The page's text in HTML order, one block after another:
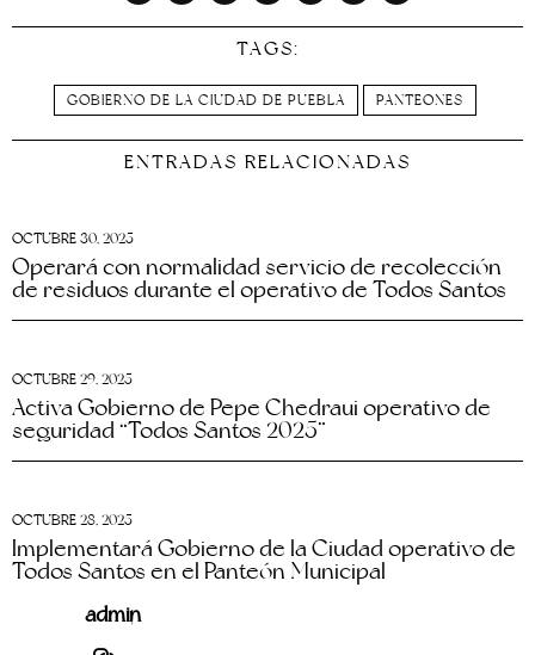
TAGS:
GOBIERNO DE LA CIUDAD DE PUEBLA PANTEONES
ENTRADAS RELACIONADAS
OCTUBRE 30, 2025
Operará con normalidad servicio de recolección
de residuos durante el operativo de Todos Santos
OCTUBRE 29, 2025
Activa Gobierno de Pepe Chedraui operativo de
seguridad “Todos Santos 2025”
OCTUBRE 28, 2025
Implementará Gobierno de la Ciudad operativo de
Todos Santos en el Panteón Municipal
admin